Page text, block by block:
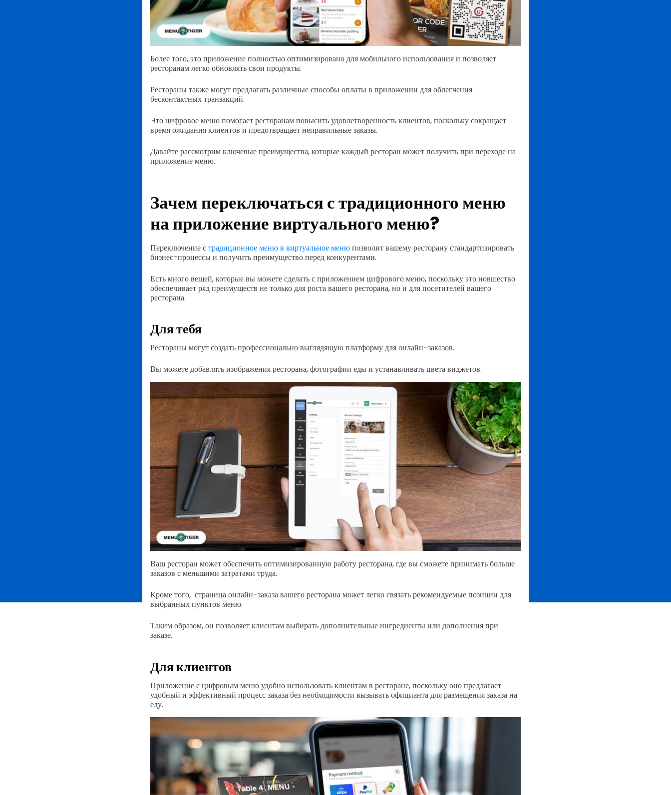
Более того, это приложение полностью оптимизировано для мобильного использования и позволяет
ресторанам легко обновлять свои продукты.
Рестораны также могут предлагать различные способы оплаты в приложении для облегчения
бесконтактных транзакций.
Это цифровое меню помогает ресторанам повысить удовлетворенность клиентов, поскольку сокращает
время ожидания клиентов и предотвращает неправильные заказы.
Давайте рассмотрим ключевые преимущества, которые каждый ресторан может получить при переходе на
приложение меню.
Зачем переключаться с традиционного меню
на приложение виртуального меню?
Переключение страдиционное меню в виртуальное менюпозволит вашему ресторану стандартизировать
бизнес-процессы и получить преимущество перед конкурентами.
Есть много вещей, которые вы можете сделать с приложением цифрового меню, поскольку это новшество
обеспечивает ряд преимуществ не только для роста вашего ресторана, но и для посетителей вашего
ресторана.
Для тебя
Рестораны могут создать профессионально выглядящую платформу для онлайн-заказов.
Вы можете добавлять изображения ресторана, фотографии еды и устанавливать цвета виджетов.
Ваш ресторан может обеспечить оптимизированную работу ресторана, где вы сможете принимать больше
заказов с меньшими затратами труда.
Кроме того, страница онлайн-заказа вашего ресторана может легко связать рекомендуемые позиции для
выбранных пунктов меню.
Таким образом, он позволяет клиентам выбирать дополнительные ингредиенты или дополнения при
заказе.
Для клиентов
Приложение с цифровым меню удобно использовать клиентам в ресторане, поскольку оно предлагает
удобный и эффективный процесс заказа без необходимости вызывать официанта для размещения заказа на
еду.